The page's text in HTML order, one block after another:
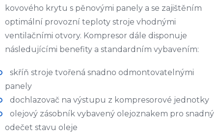
kovového krytu s pěnovými panely a se zajištěním
optimální provozní teploty stroje vhodnými
ventilačními otvory. Kompresor dále disponuje
následujícími benefity a standardním vybavením:
skříň stroje tvořená snadno odmontovatelnými
panely
dochlazovač na výstupu z kompresorové jednotky
olejový zásobník vybavený olejoznakem pro snadný
odečet stavu oleje